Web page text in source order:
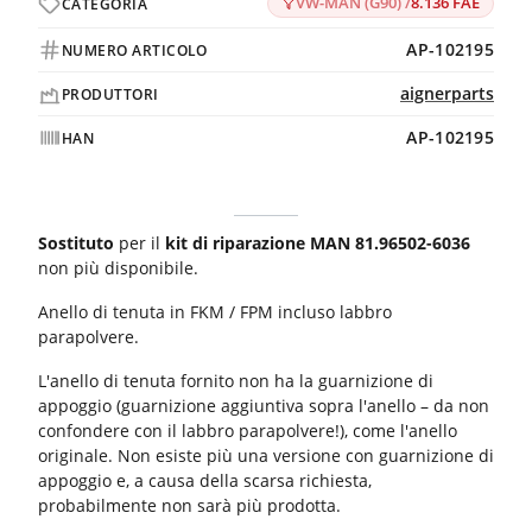
CATEGORIA
NUMERO ARTICOLO AP-102195
PRODUTTORI aignerparts
HAN AP-102195
Sostituto per il kit di riparazione MAN 81.96502-6036
non più disponibile.
Anello di tenuta in FKM / FPM incluso labbro
parapolvere.
L'anello di tenuta fornito non ha la guarnizione di
appoggio (guarnizione aggiuntiva sopra l'anello – da non
confondere con il labbro parapolvere!), come l'anello
originale. Non esiste più una versione con guarnizione di
appoggio e, a causa della scarsa richiesta,
probabilmente non sarà più prodotta.